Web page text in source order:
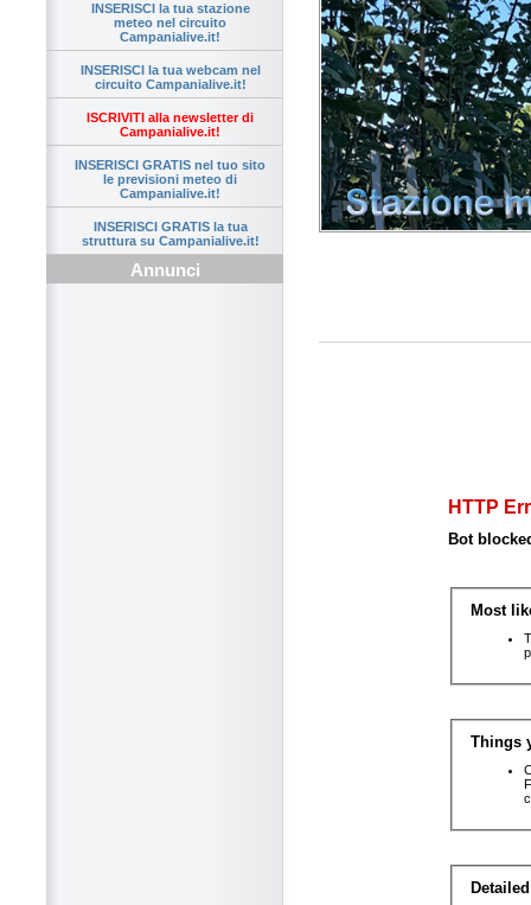
INSERISCI la tua stazione
meteo nel circuito
Campanialive.it!
INSERISCI la tua webcam nel
circuito Campanialive.it!
ISCRIVITI alla newsletter di
Campanialive.it!
INSERISCI GRATIS nel tuo sito
le previsioni meteo di
Campanialive.it!
INSERISCI GRATIS la tua
struttura su Campanialive.it!
Annunci